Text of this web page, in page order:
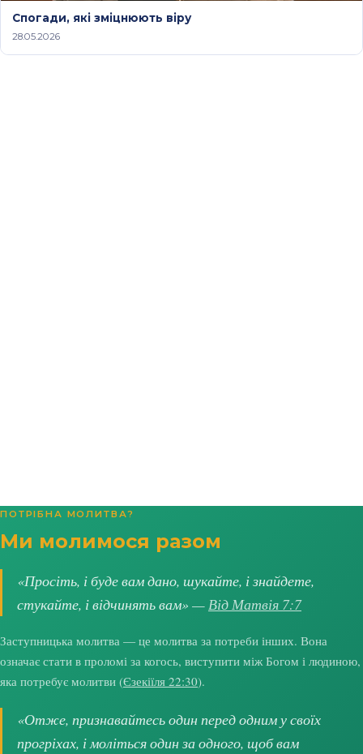
Спогади, які зміцнюють віру
28.05.2026
ПОТРІБНА МОЛИТВА?
Ми молимося разом
«Просіть, і буде вам дано, шукайте, і знайдете,
стукайте, і відчинять вам» —Від Матвія 7:7
Заступницька молитва — це молитва за потреби інших. Вона
означає стати в проломі за когось, виступити між Богом і людиною,
яка потребує молитви (Єзекіїля 22:30).
«Отже, признавайтесь один перед одним у своїх
прогріхах, і моліться один за одного, щоб вам